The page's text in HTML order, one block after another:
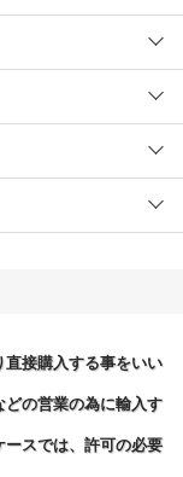
接購入する事をいい
どの営業の為に輸入す
ースでは、許可の必要